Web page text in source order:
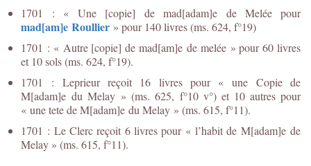
1701 : « Une [copie] de mad[adam]e de Melée pour
mad[am]e Roullier » pour 140 livres (ms. 624, f°19)
1701 : « Autre [copie] de mad[am]e de melée » pour 60 livres
et 10 sols (ms. 624, f°19).
1701 : Leprieur reçoit 16 livres pour « une Copie de
M[adam]e du Melay » (ms. 625, f°10 v°) et 10 autres pour
« une tete de M[adam]e du Melay » (ms. 615, f°11).
1701 : Le Clerc reçoit 6 livres pour « l’habit de M[adam]e de
Melay » (ms. 615, f°11).